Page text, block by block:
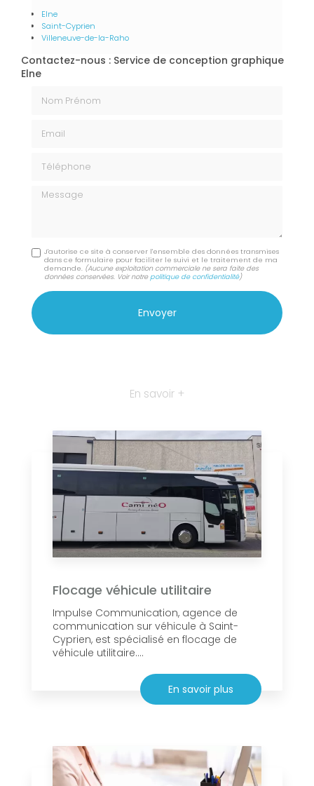
Elne
Saint-Cyprien
Villeneuve-de-la-Raho
Contactez-nous : Service de conception graphique
Elne
Message
J'autorise ce site à conserver l'ensemble des données transmises
dans ce formulaire pour faciliter le suivi et le traitement de ma
demande. (Aucune exploitation commerciale ne sera faite des
données conservées. Voir notrepolitique de confidentialité)
En savoir +
Flocage véhicule utilitaire
Impulse Communication, agence de
communication sur véhicule à Saint-
Cyprien, est spécialisé en flocage de
véhicule utilitaire....
En savoir plus